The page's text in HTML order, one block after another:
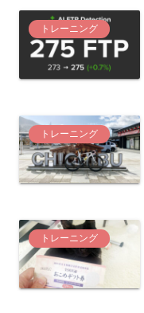
トレーニング
トレーニング
トレーニング